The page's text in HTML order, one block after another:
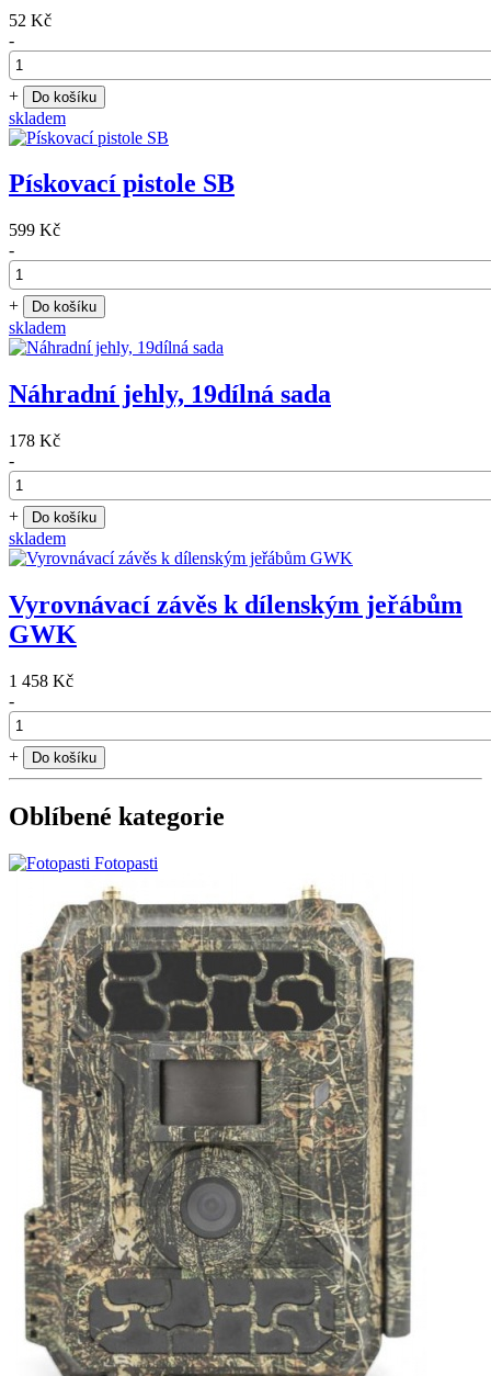
52 Kč
-
+ Do košíku
skladem
Pískovací pistole SB
599 Kč
-
+ Do košíku
skladem
Náhradní jehly, 19dílná sada
178 Kč
-
+ Do košíku
skladem
Vyrovnávací závěs k dílenským jeřábům
GWK
1 458 Kč
-
+ Do košíku
Oblíbené kategorie
Fotopasti